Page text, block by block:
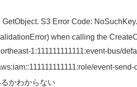
S3 Error Code:
when calling the
1:111111111111:event-bus/
event-
かわからない